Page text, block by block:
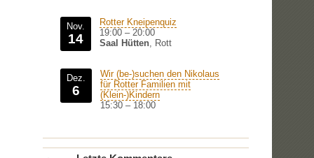
Nov.
14
Rotter Kneipenquiz
19:00 – 20:00
Saal Hütten , Rott
Dez.
6
Wir (be-)suchen den Nikolaus
für Rotter Familien mit
(Klein-)Kindern
15:30 – 18:00